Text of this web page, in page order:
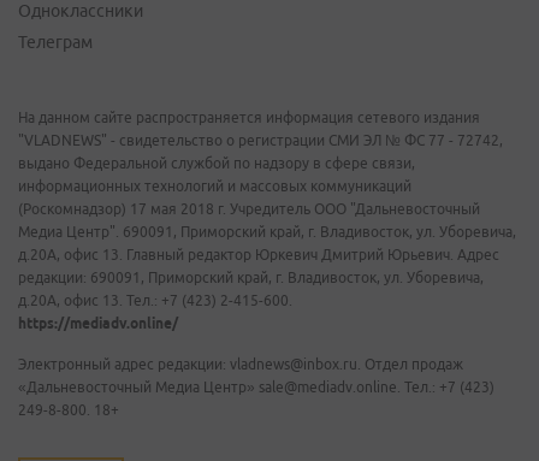
Одноклассники
Телеграм
На данном сайте распространяется информация сетевого издания
"VLADNEWS" - свидетельство о регистрации СМИ ЭЛ № ФС 77 - 72742,
выдано Федеральной службой по надзору в сфере связи,
информационных технологий и массовых коммуникаций
(Роскомнадзор) 17 мая 2018 г. Учредитель ООО "Дальневосточный
Медиа Центр". 690091, Приморский край, г. Владивосток, ул. Уборевича,
д.20А, офис 13. Главный редактор Юркевич Дмитрий Юрьевич. Адрес
редакции: 690091, Приморский край, г. Владивосток, ул. Уборевича,
д.20А, офис 13. Тел.: +7 (423) 2-415-600.
https://mediadv.online/
Электронный адрес редакции: vladnews@inbox.ru. Отдел продаж
«Дальневосточный Медиа Центр» sale@mediadv.online. Тел.: +7 (423)
249-8-800. 18+